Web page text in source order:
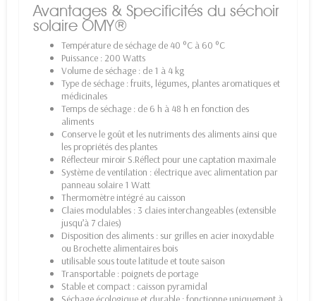
Avantages & Specificités du séchoir
solaire OMY®
Température de séchage de 40 °C à 60 °C
Puissance : 200 Watts
Volume de séchage : de 1 à 4 kg
Type de séchage : fruits, légumes, plantes aromatiques et
médicinales
Temps de séchage : de 6 h à 48 h en fonction des
aliments
Conserve le goût et les nutriments des aliments ainsi que
les propriétés des plantes
Réflecteur miroir S.Réflect pour une captation maximale
Système de ventilation : électrique avec alimentation par
panneau solaire 1 Watt
Thermomètre intégré au caisson
Claies modulables : 3 claies interchangeables (extensible
jusqu’à 7 claies)
Disposition des aliments : sur grilles en acier inoxydable
ou Brochette alimentaires bois
utilisable sous toute latitude et toute saison
Transportable : poignets de portage
Stable et compact : caisson pyramidal